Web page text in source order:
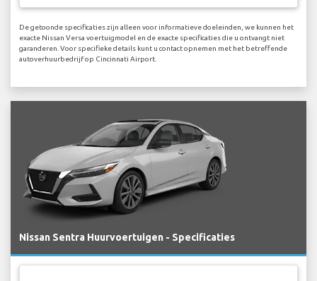
De getoonde specificaties zijn alleen voor informatieve doeleinden, we kunnen het
exacte Nissan Versa voertuigmodel en de exacte specificaties die u ontvangt niet
garanderen. Voor specifieke details kunt u contact opnemen met het betreffende
autoverhuurbedrijf op Cincinnati Airport.
Nissan Sentra Huurvoertuigen - Specificaties